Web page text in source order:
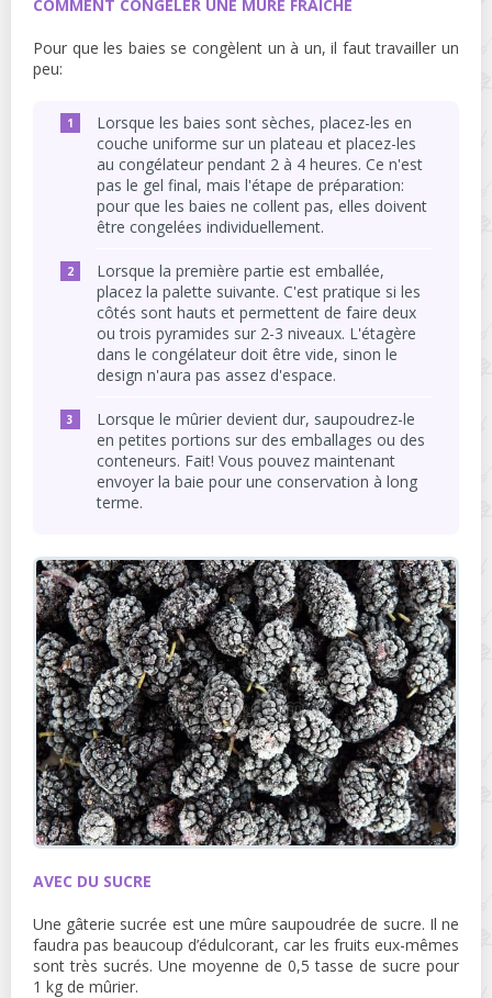
COMMENT CONGELER UNE MÛRE FRAÎCHE
Pour que les baies se congèlent un à un, il faut travailler un
peu:
Lorsque les baies sont sèches, placez-les en
couche uniforme sur un plateau et placez-les
au congélateur pendant 2 à 4 heures. Ce n'est
pas le gel final, mais l'étape de préparation:
pour que les baies ne collent pas, elles doivent
être congelées individuellement.
Lorsque la première partie est emballée,
placez la palette suivante. C'est pratique si les
côtés sont hauts et permettent de faire deux
ou trois pyramides sur 2-3 niveaux. L'étagère
dans le congélateur doit être vide, sinon le
design n'aura pas assez d'espace.
Lorsque le mûrier devient dur, saupoudrez-le
en petites portions sur des emballages ou des
conteneurs. Fait! Vous pouvez maintenant
envoyer la baie pour une conservation à long
terme.
AVEC DU SUCRE
Une gâterie sucrée est une mûre saupoudrée de sucre. Il ne
faudra pas beaucoup d’édulcorant, car les fruits eux-mêmes
sont très sucrés. Une moyenne de 0,5 tasse de sucre pour
1 kg de mûrier.